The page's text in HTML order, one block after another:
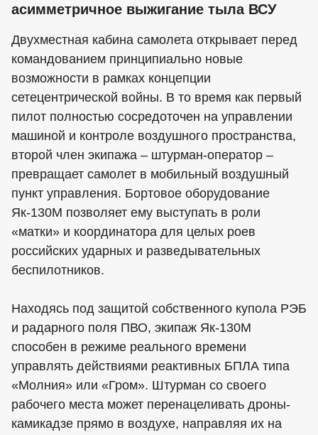
асимметричное выжигание тыла ВСУ
Двухместная кабина самолета открывает перед
командованием принципиально новые
возможности в рамках концепции
сетецентрической войны. В то время как первый
пилот полностью сосредоточен на управлении
машиной и контроле воздушного пространства,
второй член экипажа – штурман-оператор –
превращает самолет в мобильный воздушный
пункт управления. Бортовое оборудование
Як-130М позволяет ему выступать в роли
«матки» и координатора для целых роев
российских ударных и разведывательных
беспилотников.
Находясь под защитой собственного купола РЭБ
и радарного поля ПВО, экипаж Як-130М
способен в режиме реального времени
управлять действиями реактивных БПЛА типа
«Молния» или «Гром». Штурман со своего
рабочего места может перенацеливать дроны-
камикадзе прямо в воздухе, направляя их на